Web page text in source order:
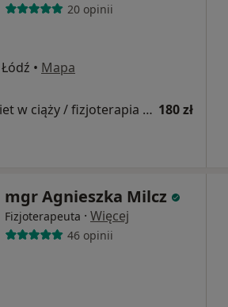
20 opinii
• Mapa
Fizjoterapia kobiet w ciąży / fizjoterapia okołoporodowa (kolejna wizyta) 180 zł
mgr Agnieszka Milcz
Fizjoterapeuta · Więcej
46 opinii